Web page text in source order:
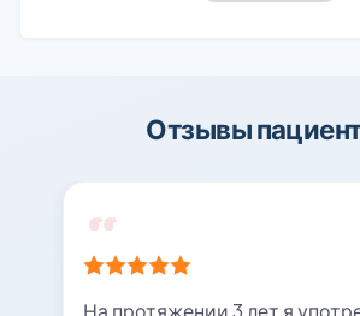
Отзывы
На протяжении 3 лет я